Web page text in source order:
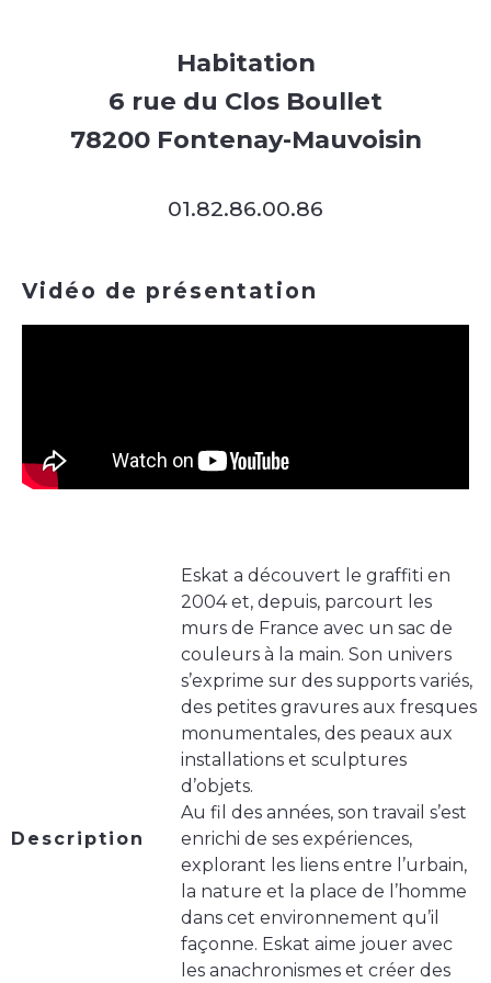
Habitation
6 rue du Clos Boullet
78200 Fontenay-Mauvoisin
01.82.86.00.86
Vidéo de présentation
Description
Eskat a découvert le graffiti en
2004 et, depuis, parcourt les
murs de France avec un sac de
couleurs à la main. Son univers
s’exprime sur des supports variés,
des petites gravures aux fresques
monumentales, des peaux aux
installations et sculptures
d’objets.
Au fil des années, son travail s’est
enrichi de ses expériences,
explorant les liens entre l’urbain,
la nature et la place de l’homme
dans cet environnement qu’il
façonne. Eskat aime jouer avec
les anachronismes et créer des